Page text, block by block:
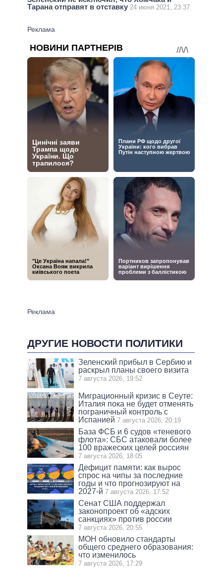
Тарана отправят в отставку 24 июня 2021, 23:37
ДРУГИЕ НОВОСТИ ПОЛИТИКИ
Зеленский прибыл в Сербию и
раскрыл планы своего визита
7 августа 2026, 19:52
Миграционный кризис в Сеуте:
Италия пока не будет отменять
пограничный контроль с
Испанией 7 августа 2026, 20:19
База ФСБ и 6 судов «теневого
флота»: СБС атаковали более
100 вражеских целей россиян
7 августа 2026, 18:05
Дефицит памяти: как вырос
спрос на чипы за последние
годы и что прогнозируют на
2027-й 7 августа 2026, 17:52
Сенат США поддержал
законопроект об «адских
санкциях» против россии
7 августа 2026, 20:55
МОН обновило стандарты
общего среднего образования:
что изменилось
7 августа 2026, 17:29